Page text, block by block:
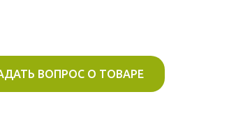
ВОПРОС О ТОВАРЕ